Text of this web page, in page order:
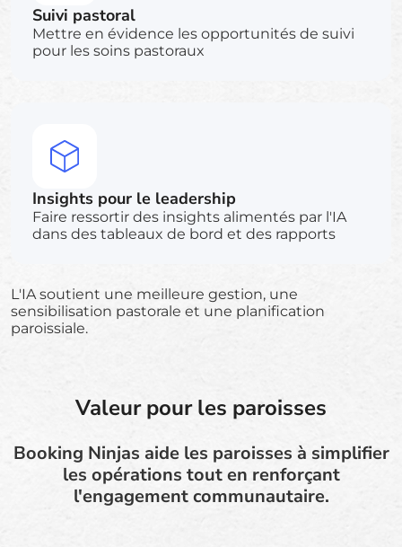
Suivi pastoral
Mettre en évidence les opportunités de suivi
pour les soins pastoraux
Insights pour le leadership
Faire ressortir des insights alimentés par l'IA
dans des tableaux de bord et des rapports
L'IA soutient une meilleure gestion, une
sensibilisation pastorale et une planification
paroissiale.
Valeur pour les paroisses
Booking Ninjas aide les paroisses à simplifier
les opérations tout en renforçant
l'engagement communautaire.